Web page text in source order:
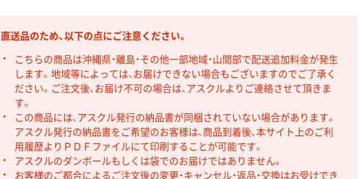
直送品のため、以下の点にご注意ください。
こちらの商品は沖縄県・離島・その他一部地域・山間部で配送追加料金が発生
します。地域等によっては、お届けできない場合もございますのでご了承く
ださい。ご注文後、お届け不可の場合は、アスクルよりご連絡させて頂きま
す。
この商品には、アスクル発行の納品書が同梱されていない場合があります。
アスクル発行の納品書をご希望のお客様は、商品到着後、本サイト上のご利
用履歴よりＰＤＦファイルにて印刷することが可能です。
アスクルのダンボールもしくは袋でのお届けではありません。
お客様のご都合によるご注文後の変更・キャンセル・返品・交換はお受けでき